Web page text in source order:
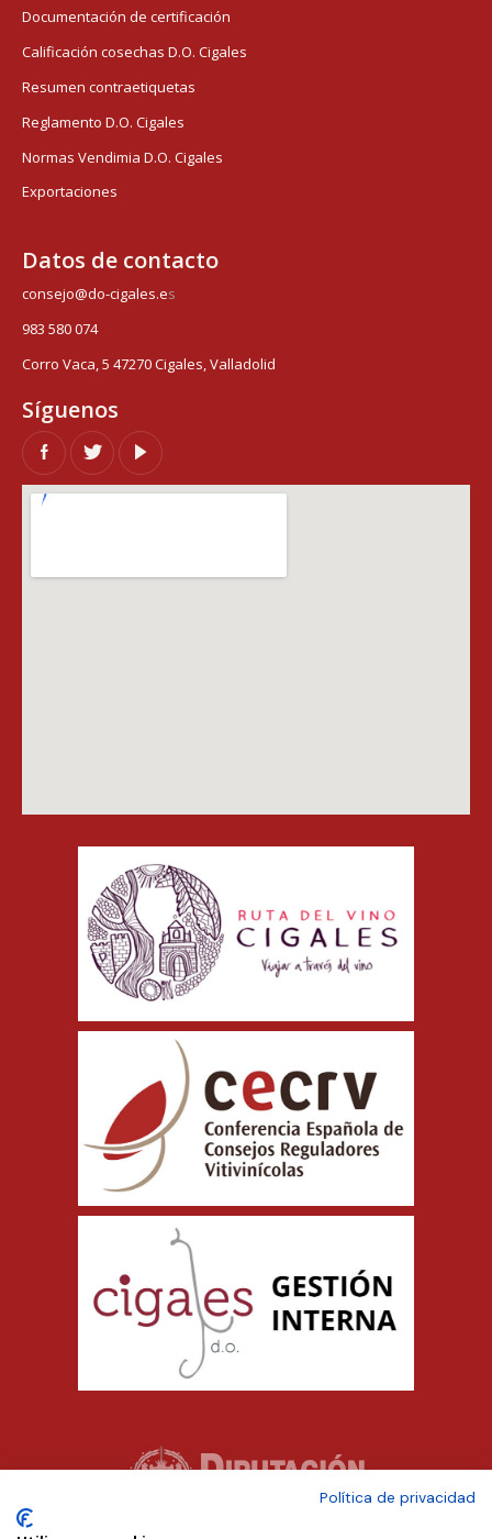
Documentación de certificación
Calificación cosechas D.O. Cigales
Resumen contraetiquetas
Reglamento D.O. Cigales
Normas Vendimia D.O. Cigales
Exportaciones
Datos de contacto
consejo@do-cigales.es
983 580 074
Corro Vaca, 5 47270 Cigales, Valladolid
Síguenos
Política de privacidad